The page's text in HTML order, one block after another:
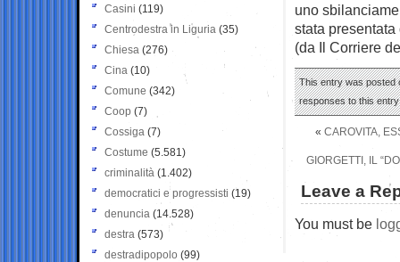
uno
stata
(da Il Corriere
This entry was posted
responses to this
« CAROVITA,
GIORGETTI, IL
Leave a
You must be
Casini (119)
Centrodestra in Liguria (35)
Chiesa (276)
Cina (10)
Comune (342)
Coop (7)
Cossiga (7)
Costume (5.581)
criminalità (1.402)
democratici e progressisti (19)
denuncia (14.528)
destra (573)
destradipopolo (99)